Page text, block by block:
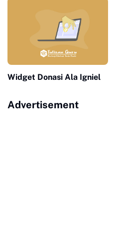
Widget Donasi Ala Igniel
Advertisement